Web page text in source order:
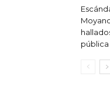
pública